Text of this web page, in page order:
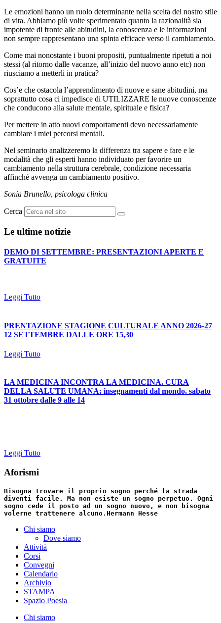
Le emozioni hanno un ruolo determinante nella scelta del nostro stile
di vita. Abbiamo più volte sperimentato quanto la razionalità sia
impotente di fronte alle abitudini, la conoscenza e le informazioni
non sempre rappresentano una spinta efficace verso il cambiamento.
Come mai nonostante i buoni propositi, puntualmente ripetuti a noi
stessi (al ritorno dalle vacanze, all’inizio del nuovo anno etc) non
riusciamo a metterli in pratica?
Cos’e che ostacola l’apprendimento di nuove e sane abitudini, ma
soprattutto cosa ci impedisce di UTILIZZARE le nuove conoscenze
che conducono alla salute mentale, spirituale e fisica?
Per mettere in atto nuovi comportamenti devo necessariamente
cambiare i miei percorsi mentali.
Nel seminario analizzeremo la differenza tra sapere e fare e le
modalità che gli esperti hanno individuato per favorire un
cambiamento nella struttura cerebrale, condizione necessaria
affinché avvenga un cambiamento positivo.
Sonia Brunello, psicologa clinica
Cerca
Le ultime notizie
DEMO DI SETTEMBRE: PRESENTAZIONI APERTE E
GRATUITE
Leggi Tutto
PRENTAZIONE STAGIONE CULTURALE ANNO 2026-27
12 SETTEMBRE DALLE ORE 15,30
Leggi Tutto
LA MEDICINA INCONTRA LA MEDICINA. CURA
DELLA SALUTE UMANA: insegnamenti dal mondo. sabato
31 ottobre dalle 9 alle 14
Leggi Tutto
Aforismi
Bisogna trovare il proprio sogno perché la strada
diventi facile. Ma non esiste un sogno perpetuo. Ogni
sogno cede il posto ad un sogno nuovo, e non bisogna
volerne trattenere alcuno. Hermann Hesse
Chi siamo
Dove siamo
Attività
Corsi
Convegni
Calendario
Archivio
STAMPA
Spazio Poesia
Chi siamo